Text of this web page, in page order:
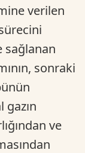
verilen
sağlanan
sonraki
gazın
ve